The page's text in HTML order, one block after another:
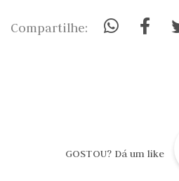
Compartilhe:
GOSTOU? Dá um like